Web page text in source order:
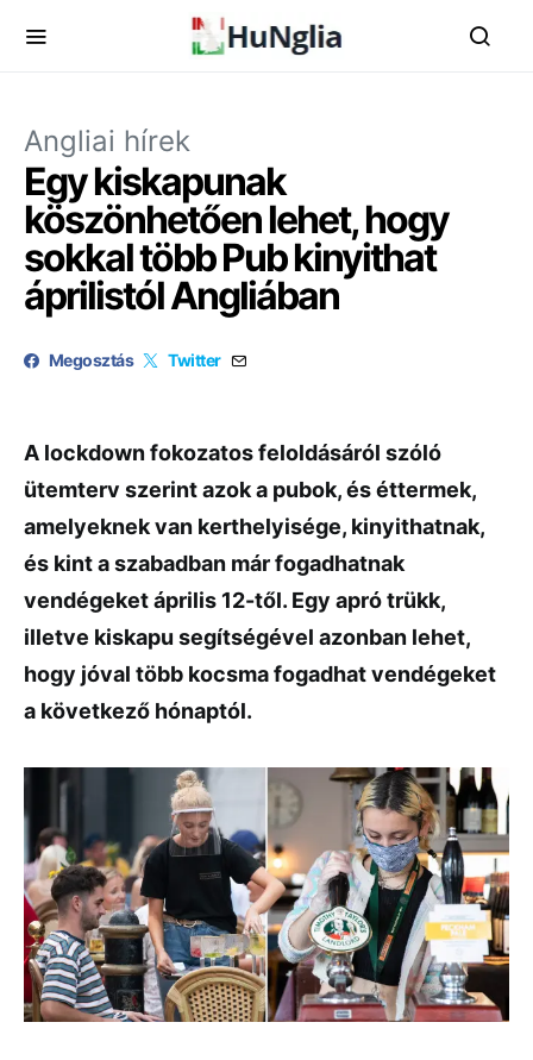
Angliai hírek
Egy kiskapunak
köszönhetően lehet, hogy
sokkal több Pub kinyithat
áprilistól Angliában
Megosztás Twitter
A lockdown fokozatos feloldásáról szóló
ütemterv szerint azok a pubok, és éttermek,
amelyeknek van kerthelyisége, kinyithatnak,
és kint a szabadban már fogadhatnak
vendégeket április 12-től. Egy apró trükk,
illetve kiskapu segítségével azonban lehet,
hogy jóval több kocsma fogadhat vendégeket
a következő hónaptól.